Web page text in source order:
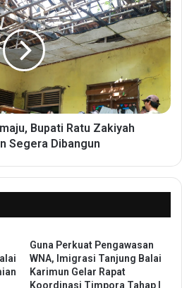
Bupati Ratu Zakiyah
Segera Dibangun
Guna Perkuat Pengawasan
WNA, Imigrasi Tanjung Balai
Karimun Gelar Rapat
Koordinasi Timpora Tahap I